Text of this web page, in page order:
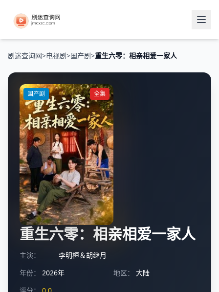
剧迷查询网>电视剧>国产剧>重生六零：相亲相爱一家人
国产剧 全集
重生六零：相亲相爱一家人
主演：
李明桓＆胡继月
年份：
2026年 地区：
大陆